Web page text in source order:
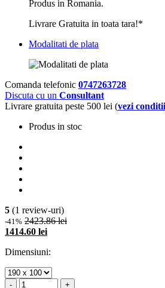
Produs in Romania.
Livrare Gratuita in toata tara!*
Modalitati de plata
Comanda telefonic 0747263728
Discuta cu un Consultant
Livrare gratuita peste 500 lei (vezi conditii
Produs in stoc
5 (1 review-uri)
-41% 2423.86 lei
1414.60 lei
Dimensiuni:
- +